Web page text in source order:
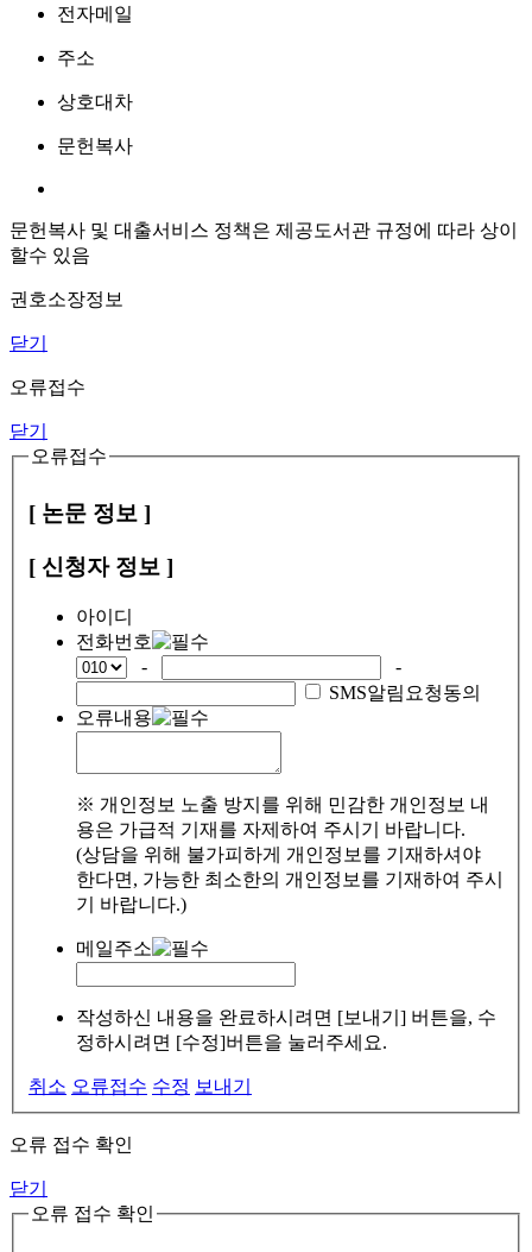
전자메일
주소
상호대차
문헌복사
문헌복사 및 대출서비스 정책은 제공도서관 규정에 따라 상이
할수 있음
권호소장정보
닫기
오류접수
닫기
오류접수
[ 논문 정보 ]
[ 신청자 정보 ]
아이디
전화번호
-
-
SMS알림요청동의
오류내용
※ 개인정보 노출 방지를 위해 민감한 개인정보 내
용은 가급적 기재를 자제하여 주시기 바랍니다.
(상담을 위해 불가피하게 개인정보를 기재하셔야
한다면, 가능한 최소한의 개인정보를 기재하여 주시
기 바랍니다.)
메일주소
작성하신 내용을 완료하시려면 [보내기] 버튼을, 수
정하시려면 [수정]버튼을 눌러주세요.
취소 오류접수 수정 보내기
오류 접수 확인
닫기
오류 접수 확인